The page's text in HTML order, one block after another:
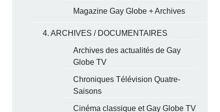
Magazine Gay Globe + Archives
4. ARCHIVES / DOCUMENTAIRES
Archives des actualités de Gay
Globe TV
Chroniques Télévision Quatre-
Saisons
Cinéma classique et Gay Globe TV